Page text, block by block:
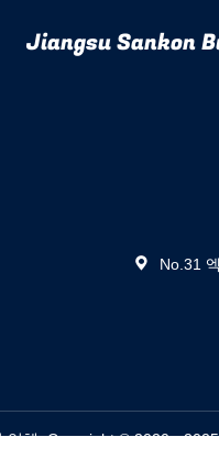
Jiangsu Sankon
No.31
업체. Copyright © 2020 -